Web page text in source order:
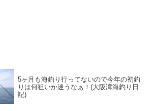
5ヶ月も海釣り行ってないので今年の初釣
りは何狙いか迷うなぁ！(大阪湾海釣り日
記)